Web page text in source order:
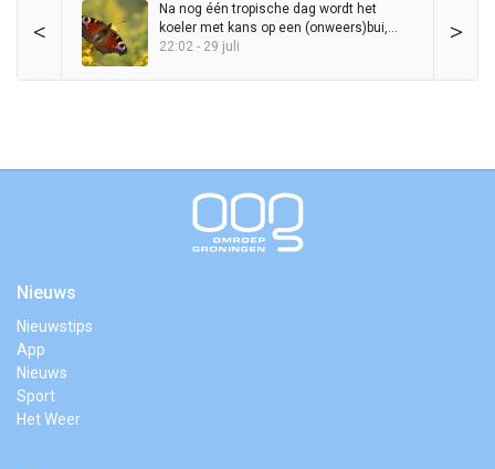
< >
Na nog één tropische dag wordt het
koeler met kans op een (onweers)bui,
maar zomer blijft in het zadel
22:02 - 29 juli
Nieuws
Nieuwstips
App
Nieuws
Sport
Het Weer